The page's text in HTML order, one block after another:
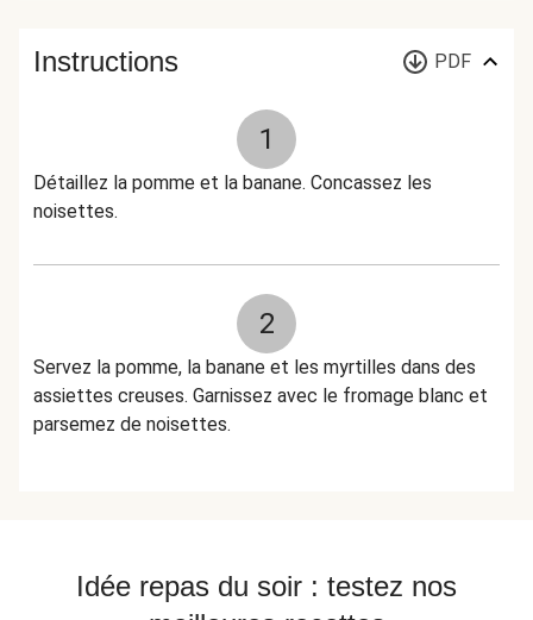
Instructions PDF
1
Détaillez la pomme et la banane. Concassez les
noisettes.
2
Servez la pomme, la banane et les myrtilles dans des
assiettes creuses. Garnissez avec le fromage blanc et
parsemez de noisettes.
Idée repas du soir : testez nos